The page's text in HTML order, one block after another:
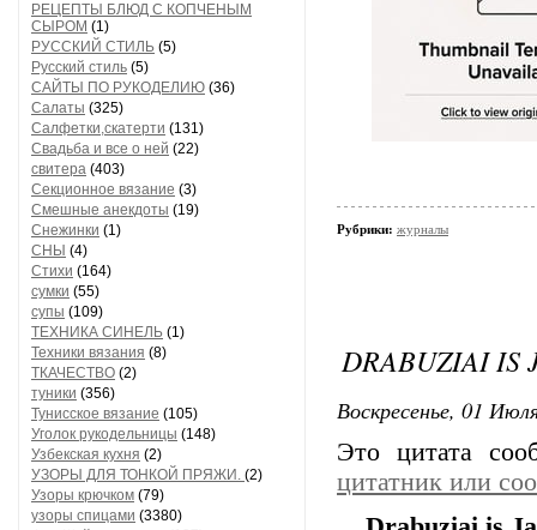
РЕЦЕПТЫ БЛЮД С КОПЧЕНЫМ
СЫРОМ (1)
РУССКИЙ СТИЛЬ (5)
Русский стиль (5)
САЙТЫ ПО РУКОДЕЛИЮ (36)
Салаты (325)
Салфетки,скатерти (131)
Свадьба и все о ней (22)
свитера (403)
Секционное вязание (3)
Смешные анекдоты (19)
Снежинки (1)
СНЫ (4)
Стихи (164)
сумки (55)
супы (109)
ТЕХНИКА СИНЕЛЬ (1)
Техники вязания (8)
ТКАЧЕСТВО (2)
туники (356)
Тунисское вязание (105)
Уголок рукодельницы (148)
Узбекская кухня (2)
УЗОРЫ ДЛЯ ТОНКОЙ ПРЯЖИ. (2)
Узоры крючком (79)
узоры спицами (3380)
Рубрики: журналы
DRABUZIAI IS
Воскресенье, 01
Это цитата
цитатник или